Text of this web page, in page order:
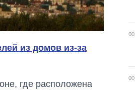
из домов из-за
где расположена